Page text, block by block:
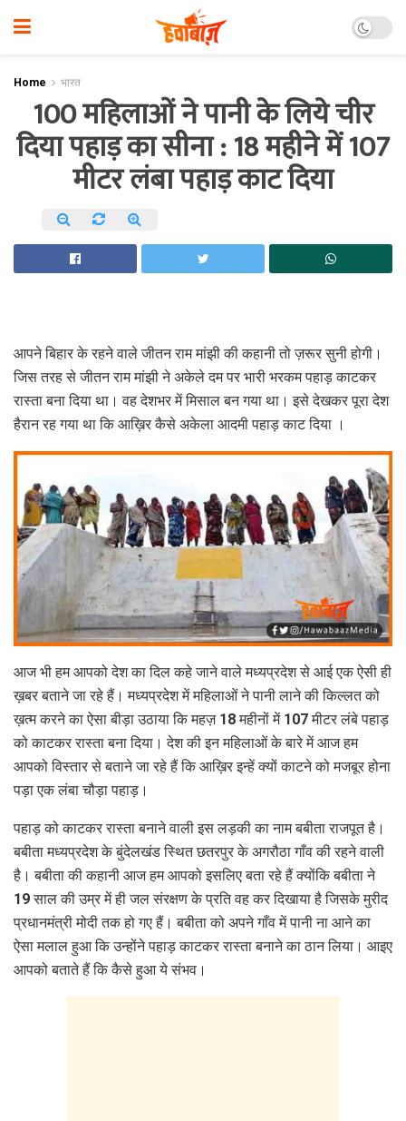
Home भारत
100 महिलाओं ने पानी के लिये चीर
दिया पहाड़ का सीना : 18 महीने में 107
मीटर लंबा पहाड़ काट दिया
आपने बिहार के रहने वाले जीतन राम मांझी की कहानी तो ज़रूर सुनी होगी।
जिस तरह से जीतन राम मांझी ने अकेले दम पर भारी भरकम पहाड़ काटकर
रास्ता बना दिया था। वह देशभर में मिसाल बन गया था। इसे देखकर पूरा देश
हैरान रह गया था कि आख़िर कैसे अकेला आदमी पहाड़ काट दिया ।
आज भी हम आपको देश का दिल कहे जाने वाले मध्यप्रदेश से आई एक ऐसी ही
ख़बर बताने जा रहे हैं। मध्यप्रदेश में महिलाओं ने पानी लाने की किल्लत को
ख़त्म करने का ऐसा बीड़ा उठाया कि महज़ 18 महीनों में 107 मीटर लंबे पहाड़
को काटकर रास्ता बना दिया। देश की इन महिलाओं के बारे में आज हम
आपको विस्तार से बताने जा रहे हैं कि आख़िर इन्हें क्यों काटने को मजबूर होना
पड़ा एक लंबा चौड़ा पहाड़।
पहाड़ को काटकर रास्ता बनाने वाली इस लड़की का नाम बबीता राजपूत है।
बबीता मध्यप्रदेश के बुंदेलखंड स्थित छतरपुर के अगरौठा गाँव की रहने वाली
है। बबीता की कहानी आज हम आपको इसलिए बता रहे हैं क्योंकि बबीता ने
19 साल की उम्र में ही जल संरक्षण के प्रति वह कर दिखाया है जिसके मुरीद
प्रधानमंत्री मोदी तक हो गए हैं। बबीता को अपने गाँव में पानी ना आने का
ऐसा मलाल हुआ कि उन्होंने पहाड़ काटकर रास्ता बनाने का ठान लिया। आइए
आपको बताते हैं कि कैसे हुआ ये संभव।